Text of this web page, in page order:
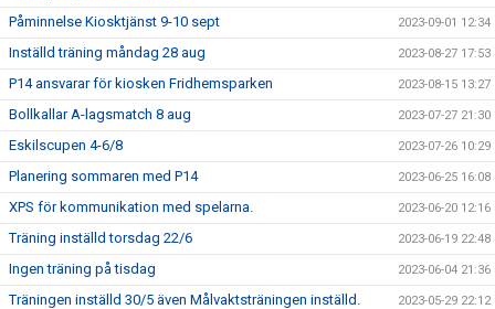
Påminnelse Kiosktjänst 9-10 sept 2023-09-01 12:34
Inställd träning måndag 28 aug 2023-08-27 17:53
P14 ansvarar för kiosken Fridhemsparken 2023-08-15 13:27
Bollkallar A-lagsmatch 8 aug 2023-07-27 21:30
Eskilscupen 4-6/8 2023-07-26 10:29
Planering sommaren med P14 2023-06-25 16:08
XPS för kommunikation med spelarna. 2023-06-20 12:16
Träning inställd torsdag 22/6 2023-06-19 22:48
Ingen träning på tisdag 2023-06-04 21:36
Träningen inställd 30/5 även Målvaktsträningen inställd. 2023-05-29 22:12